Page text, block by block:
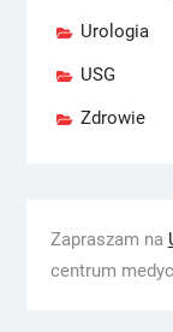
Urologia
USG
Zdrowie
Zapraszam na
centrum